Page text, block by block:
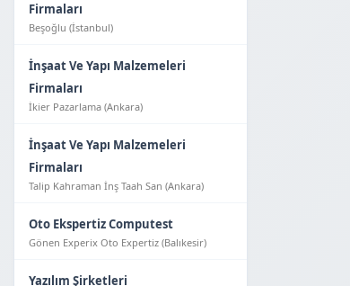
Firmaları
Beşoğlu (İstanbul)
İnşaat Ve Yapı Malzemeleri
Firmaları
İkier Pazarlama (Ankara)
İnşaat Ve Yapı Malzemeleri
Firmaları
Talip Kahraman İnş Taah San (Ankara)
Oto Ekspertiz Computest
Gönen Experix Oto Expertiz (Balıkesir)
Yazılım Şirketleri